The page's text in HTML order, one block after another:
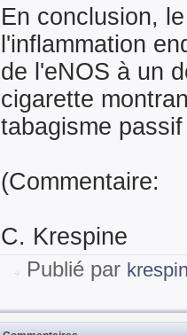
En conclusion,
l'inflammation
de l'eNOS à un
cigarette
tabagisme
(Commentaire:
C. Krespine
Publié par